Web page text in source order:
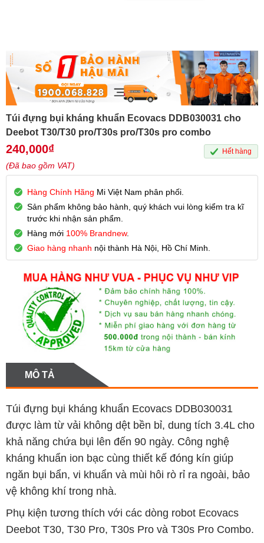
Túi đựng bụi kháng khuẩn Ecovacs DDB030031 cho
Deebot T30/T30 pro/T30s pro/T30s pro combo
240,000₫
(Đã bao gồm VAT)
Hết hàng
Hàng Chính Hãng Mi Việt Nam phân phối.
Sản phẩm không bảo hành, quý khách vui lòng kiểm tra kĩ
trước khi nhận sản phẩm.
Hàng mới 100% Brandnew.
Giao hàng nhanh nội thành Hà Nội, Hồ Chí Minh.
MÔ TẢ
Túi đựng bụi kháng khuẩn Ecovacs DDB030031
được làm từ vải không dệt bền bỉ, dung tích 3.4L cho
khả năng chứa bụi lên đến 90 ngày. Công nghệ
kháng khuẩn ion bạc cùng thiết kế đóng kín giúp
ngăn bụi bẩn, vi khuẩn và mùi hôi rò rỉ ra ngoài, bảo
vệ không khí trong nhà.
Phụ kiện tương thích với các dòng robot Ecovacs
Deebot T30, T30 Pro, T30s Pro và T30s Pro Combo.